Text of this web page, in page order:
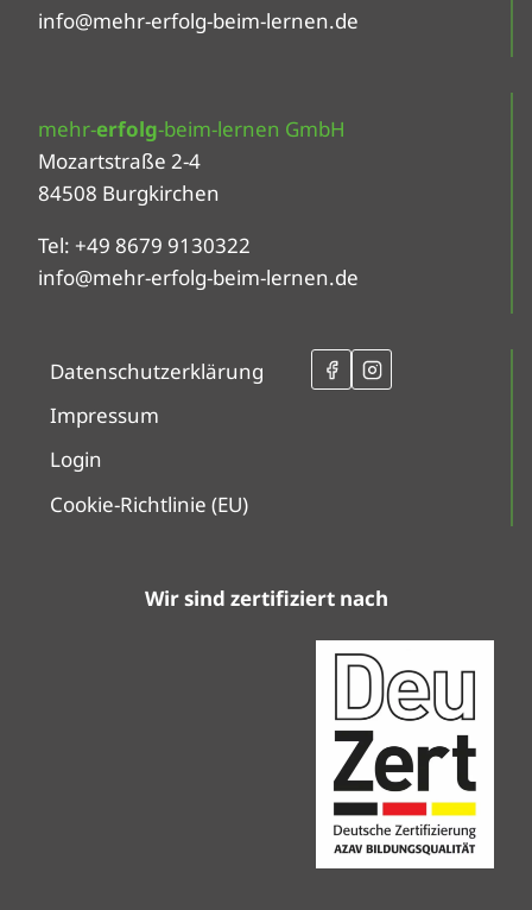
info@mehr-erfolg-beim-lernen.de
mehr-erfolg-beim-lernen GmbH
Mozartstraße 2-4
84508 Burgkirchen
Tel: +49 8679 9130322
info@mehr-erfolg-beim-lernen.de
Datenschutzerklärung
Impressum
Login
Cookie-Richtlinie (EU)
Wir sind zertifiziert nach